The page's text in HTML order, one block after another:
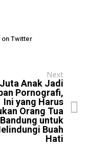
on Twitter
Next
Anak Jadi
Pornografi,
Ini yang Harus
Orang Tua
untuk
Buah
Hati